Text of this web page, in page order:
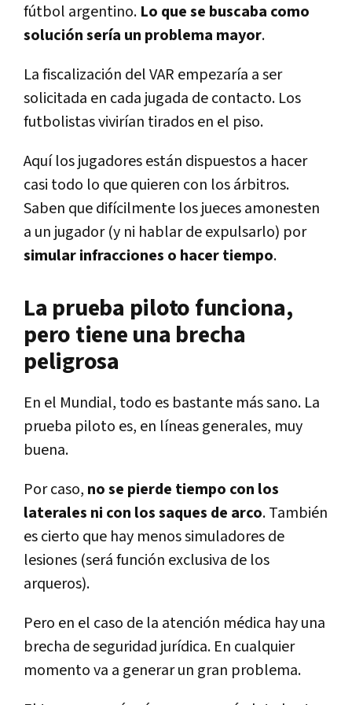
fútbol argentino. Lo que se buscaba como
solución sería un problema mayor.
La fiscalización del VAR empezaría a ser
solicitada en cada jugada de contacto. Los
futbolistas vivirían tirados en el piso.
Aquí los jugadores están dispuestos a hacer
casi todo lo que quieren con los árbitros.
Saben que difícilmente los jueces amonesten
a un jugador (y ni hablar de expulsarlo) por
simular infracciones o hacer tiempo.
La prueba piloto funciona,
pero tiene una brecha
peligrosa
En el Mundial, todo es bastante más sano. La
prueba piloto es, en líneas generales, muy
buena.
Por caso, no se pierde tiempo con los
laterales ni con los saques de arco. También
es cierto que hay menos simuladores de
lesiones (será función exclusiva de los
arqueros).
Pero en el caso de la atención médica hay una
brecha de seguridad jurídica. En cualquier
momento va a generar un gran problema.